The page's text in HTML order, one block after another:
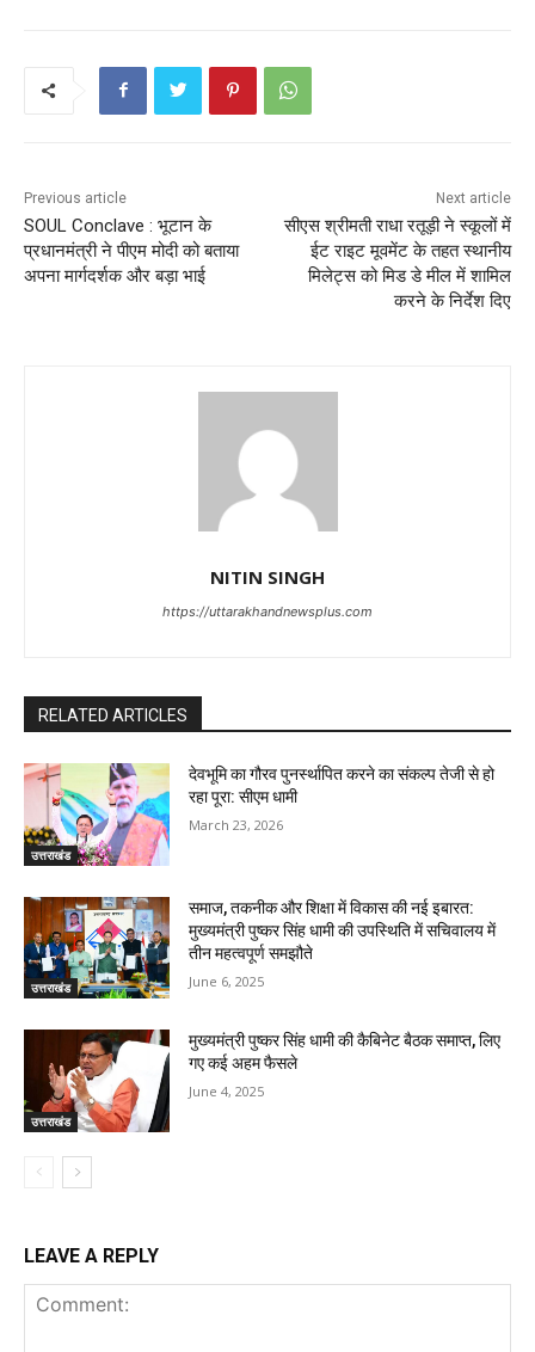
Previous article
SOUL Conclave : भूटान के
प्रधानमंत्री ने पीएम मोदी को बताया
अपना मार्गदर्शक और बड़ा भाई
Next article
सीएस श्रीमती राधा रतूड़ी ने स्कूलों में
ईट राइट मूवमेंट के तहत स्थानीय
मिलेट्स को मिड डे मील में शामिल
करने के निर्देश दिए
NITIN SINGH
https://uttarakhandnewsplus.com
RELATED ARTICLES
उत्तराखंड
देवभूमि का गौरव पुनर्स्थापित करने का संकल्प तेजी से हो
रहा पूरा: सीएम धामी
March 23, 2026
उत्तराखंड
समाज, तकनीक और शिक्षा में विकास की नई इबारत:
मुख्यमंत्री पुष्कर सिंह धामी की उपस्थिति में सचिवालय में
तीन महत्वपूर्ण समझौते
June 6, 2025
उत्तराखंड
मुख्यमंत्री पुष्कर सिंह धामी की कैबिनेट बैठक समाप्त, लिए
गए कई अहम फैसले
June 4, 2025
LEAVE A REPLY